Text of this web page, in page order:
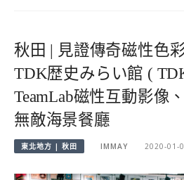
秋田 | 見證傳奇磁性色
TDK歴史みらい館 (
TeamLab磁性互動影像
無敵海景餐廳
東北地方 | 秋田 IMMAY 2020-01-